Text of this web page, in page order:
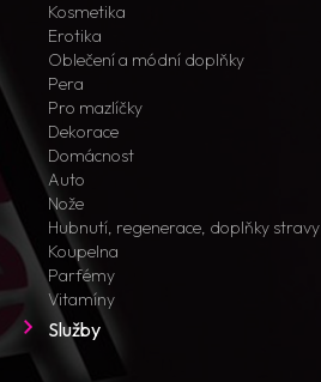
Kosmetika
Erotika
Oblečení a módní doplňky
Pera
Pro mazlíčky
Dekorace
Domácnost
Auto
Nože
Hubnutí, regenerace, doplňky stravy
Koupelna
Parfémy
Vitamíny
Služby